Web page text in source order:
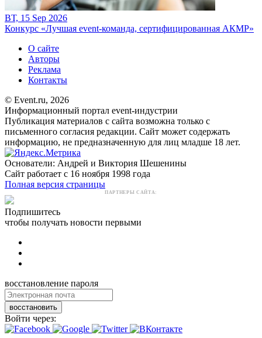
ВТ, 15 Sep 2026
Конкурс «Лучшая event-команда, сертифицированная АКМР»
О сайте
Авторы
Реклама
Контакты
© Event.ru, 2026
Информационный портал event-индустрии
Публикация материалов с сайта возможна только с
письменного согласия редакции. Сайт может содержать
информацию, не предназначенную для лиц младше 18 лет.
Основатели: Андрей и Виктория Шешенины
Сайт работает с 16 ноября 1998 года
Полная версия страницы
ПАРТНЕРЫ САЙТА:
Подпишитесь
чтобы получать новости первыми
восстановление пароля
восстановить
Войти через: